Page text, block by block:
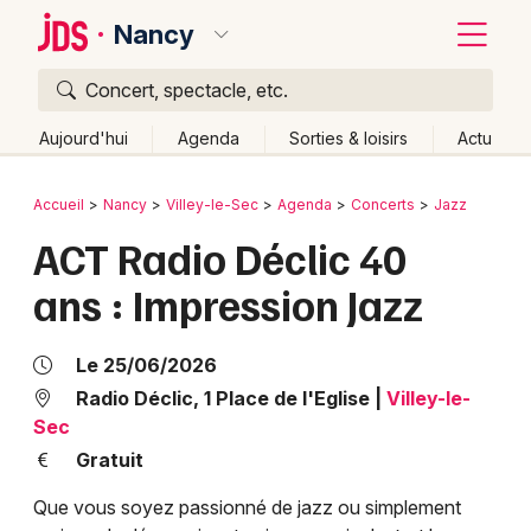
Nancy
Concert, spectacle, etc.
Aujourd'hui Agenda Sorties & loisirs Actu
Publier un événement
Grands événements
Activité & Expérience
Manifestations
Foires & salons
Bordeaux
Colmar
Lyon
Retour
Accueil Nancy Villey-le-Sec Agenda Concerts Jazz
ACT Radio Déclic 40
ans : Impression Jazz
Le 25/06/2026
Radio Déclic, 1 Place de l'Eglise
Villey-le-
Sec
Gratuit
Que vous soyez passionné de jazz ou simplement
Quoi ?
Où ?
Partout
Près de moi Changer de lieu
Quand ?
Effacer les dates
Aujourd'hui
Demain